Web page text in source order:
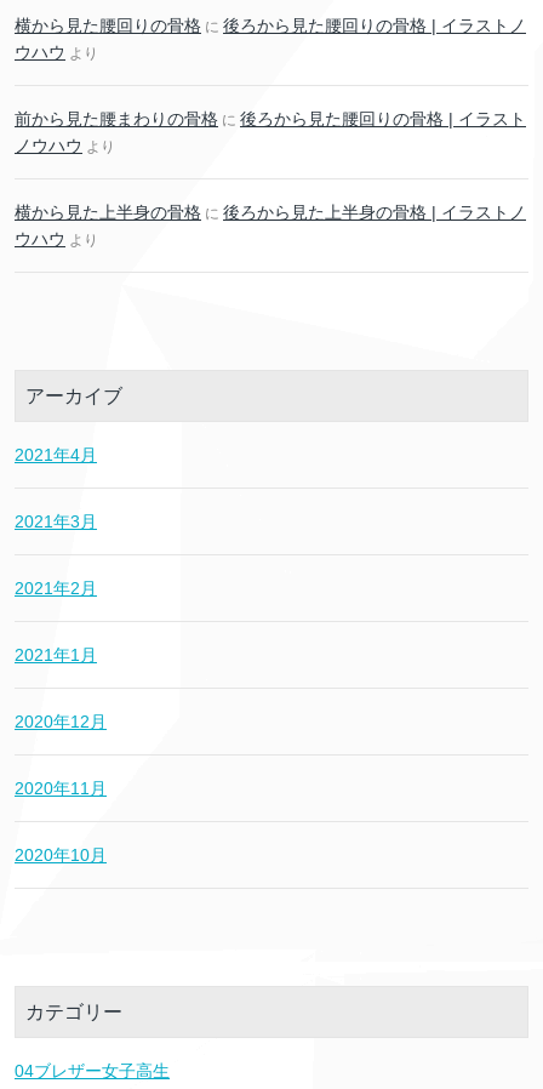
横から見た腰回りの骨格 に 後ろから見た腰回りの骨格 | イラストノ
ウハウ より
前から見た腰まわりの骨格 に 後ろから見た腰回りの骨格 | イラスト
ノウハウ より
横から見た上半身の骨格 に 後ろから見た上半身の骨格 | イラストノ
ウハウ より
アーカイブ
2021年4月
2021年3月
2021年2月
2021年1月
2020年12月
2020年11月
2020年10月
カテゴリー
04ブレザー女子高生